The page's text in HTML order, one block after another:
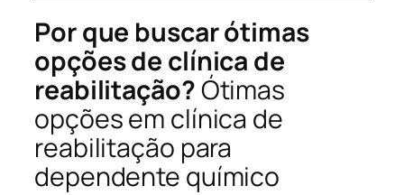
Por que buscar ótimas
opções de clínica de
reabilitação?Ótimas
opções em clínica de
reabilitação para
dependente químico